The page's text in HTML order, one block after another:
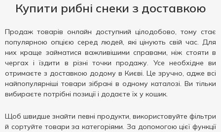
Купити рибні снеки з доставкою
Продаж товарів онлайн доступний цілодобово, тому стає
популярною опцією серед людей, які цінують свій час. Для
них краще займатися важливішими справами, ніж стояти в
чергах і їздити в різні точки продажу. Усе необхідне ви
отримаєте з доставкою додому в Києві. Це зручно, адже всі
найпопулярніші товари зібрані в одному каталозі. Ви тільки
вибираєте потрібні позиції і додаєте їх у кошик.
Щоб швидше знайти певні продукти, використовуйте фільтри
й сортуйте товари за категоріями. За допомогою цієї функції